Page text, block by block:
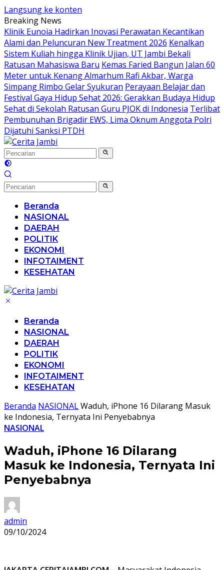
Langsung ke konten
Breaking News
Klinik Eunoia Hadirkan Inovasi Perawatan Kecantikan
Alami dan Peluncuran New Treatment 2026 Kenalkan
Sistem Kuliah hingga Klinik Ujian, UT Jambi Bekali
Ratusan Mahasiswa Baru Kemas Faried Bangun Jalan 60
Meter untuk Kenang Almarhum Rafi Akbar, Warga
Simpang Rimbo Gelar Syukuran Perayaan Belajar dan
Festival Gaya Hidup Sehat 2026: Gerakkan Budaya Hidup
Sehat di Sekolah Ratusan Guru PJOK di Indonesia Terlibat
Pembunuhan Brigadir EWS, Lima Oknum Anggota Polri
Dijatuhi Sanksi PTDH
Beranda
NASIONAL
DAERAH
POLITIK
EKONOMI
INFOTAIMENT
KESEHATAN
Beranda
NASIONAL
DAERAH
POLITIK
EKONOMI
INFOTAIMENT
KESEHATAN
Beranda NASIONALWaduh, iPhone 16 Dilarang Masuk
ke Indonesia, Ternyata Ini Penyebabnya
NASIONAL
Waduh, iPhone 16 Dilarang
Masuk ke Indonesia, Ternyata Ini
Penyebabnya
admin
09/10/2024